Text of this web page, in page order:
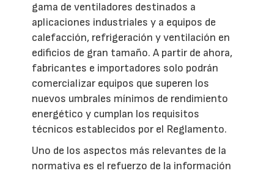
gama de ventiladores destinados a
aplicaciones industriales y a equipos de
calefacción, refrigeración y ventilación en
edificios de gran tamaño. A partir de ahora,
fabricantes e importadores solo podrán
comercializar equipos que superen los
nuevos umbrales mínimos de rendimiento
energético y cumplan los requisitos
técnicos establecidos por el Reglamento.
Uno de los aspectos más relevantes de la
normativa es el refuerzo de la información